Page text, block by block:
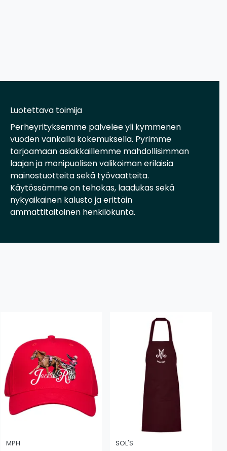
Luotettava toimija
Perheyrityksemme palvelee yli kymmenen
vuoden vankalla kokemuksella. Pyrimme
tarjoamaan asiakkaillemme mahdollisimman
laajan ja monipuolisen valikoiman erilaisia
mainostuotteita sekä työvaatteita.
Käytössämme on tehokas, laadukas sekä
nykyaikainen kalusto ja erittäin
ammattitaitoinen henkilökunta.
MPH SOL'S